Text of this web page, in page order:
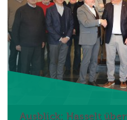
Ausblick: Hasselt